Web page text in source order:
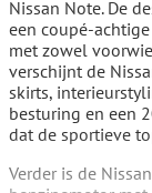
Nissan Note. De
een coupé-
met zowel
verschijnt de
skirts,
besturing en een
dat de sportieve
Verder is de